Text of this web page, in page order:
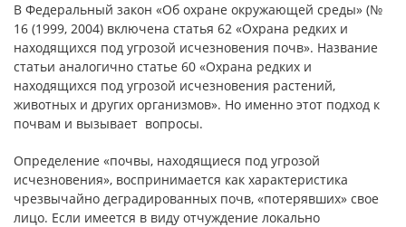
В Федеральный закон «Об охране окружающей среды» (№
16 (1999, 2004) включена статья 62 «Охрана редких и
находящихся под угрозой исчезновения почв». Название
статьи аналогично статье 60 «Охрана редких и
находящихся под угрозой исчезновения растений,
животных и других организмов». Но именно этот подход к
почвам и вызывает вопросы.
Определение «почвы, находящиеся под угрозой
исчезновения», воспринимается как характеристика
чрезвычайно деградированных почв, «потерявших» свое
лицо. Если имеется в виду отчуждение локально